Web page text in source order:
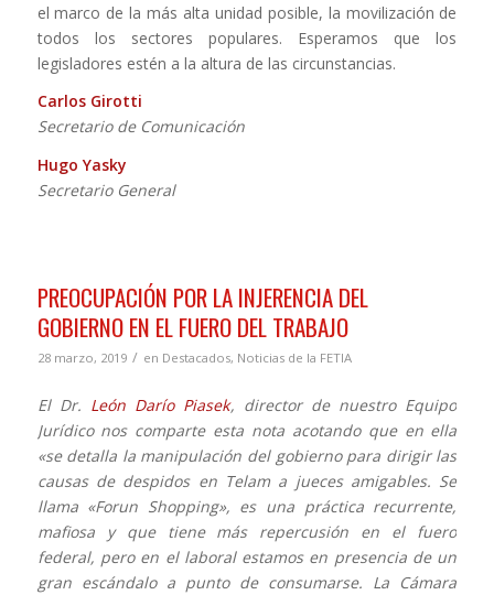
el marco de la más alta unidad posible, la movilización de
todos los sectores populares. Esperamos que los
legisladores estén a la altura de las circunstancias.
Carlos Girotti
Secretario de Comunicación
Hugo Yasky
Secretario General
PREOCUPACIÓN POR LA INJERENCIA DEL
GOBIERNO EN EL FUERO DEL TRABAJO
28 marzo, 2019 / en Destacados, Noticias de la FETIA
El Dr. León Darío Piasek, director de nuestro Equipo
Jurídico nos comparte esta nota acotando que en ella
«se detalla la manipulación del gobierno para dirigir las
causas de despidos en Telam a jueces amigables. Se
llama «Forun Shopping», es una práctica recurrente,
mafiosa y que tiene más repercusión en el fuero
federal, pero en el laboral estamos en presencia de un
gran escándalo a punto de consumarse. La Cámara